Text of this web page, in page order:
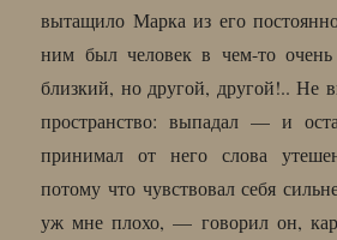
вытащило Марка из его
ним был человек в чем-то
близкий, но другой, другой!.. Не
пространство: выпадал — и
принимал от него слова
потому что чувствовал себя
уж мне плохо, — говорил он,